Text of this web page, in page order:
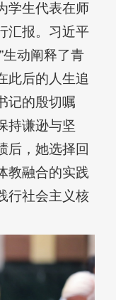
学生代表在师
汇报。习近平
生动阐释了青
此后的人生追
记的殷切嘱
持谦逊与坚
后，她选择回
教融合的实践
行社会主义核